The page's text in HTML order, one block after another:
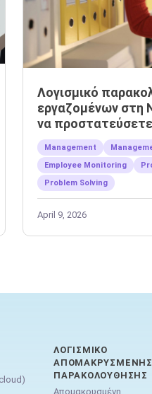
Λογισμικό
εργαζομένων στη
να προστατεύσετε
ιδιοκτησία
Management
Employee Monitoring
Problem Solving
April 9, 2026
ΛΟΓΙΣΜΙΚΌ
ΑΠΟΜΑΚΡΥΣΜΈΝΗΣ
ΠΑΡΑΚΟΛΟΎΘΗΣΗΣ
Απομακρυσμένη